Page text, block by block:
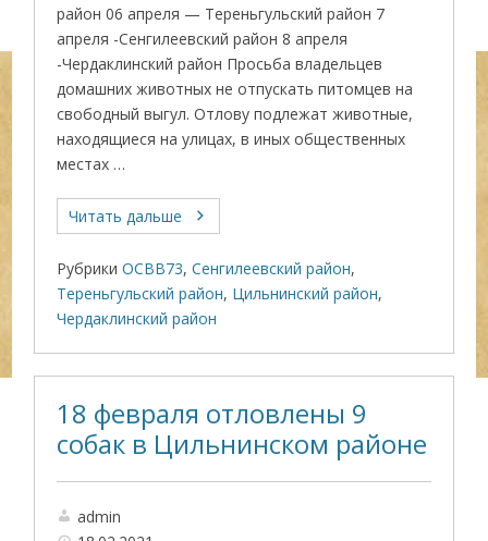
район 06 апреля — Тереньгульский район 7
апреля -Сенгилеевский район 8 апреля
-Чердаклинский район Просьба владельцев
домашних животных не отпускать питомцев на
свободный выгул. Отлову подлежат животные,
находящиеся на улицах, в иных общественных
местах …
Читать дальше
Рубрики ОСВВ73,Сенгилеевский район,
Тереньгульский район, Цильнинский район,
Чердаклинский район
18 февраля отловлены 9
собак в Цильнинском районе
admin